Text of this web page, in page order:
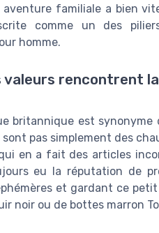
familiale a bien
comme un des
homme.
valeurs rencontrent la
britannique est synonyme
sont pas simplement des
en a fait des articles
eu la réputation de
et gardant ce
noir ou de bottes marron